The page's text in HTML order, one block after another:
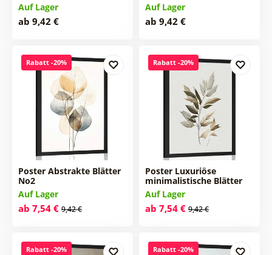
Auf Lager
ab 9,42 €
Auf Lager
ab 9,42 €
Rabatt -20%
Poster Abstrakte Blätter
No2
Auf Lager
ab 7,54 € 9,42 €
Rabatt -20%
Poster Luxuriöse
minimalistische Blätter
Auf Lager
ab 7,54 € 9,42 €
Rabatt -20% Rabatt -20%